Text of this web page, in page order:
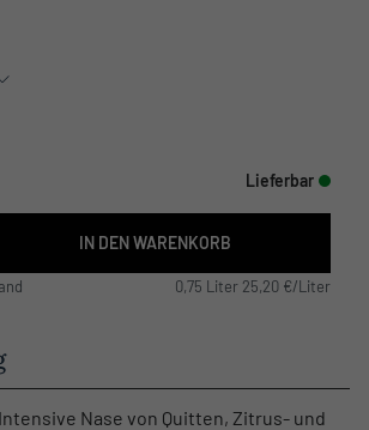
Lieferbar
IN DEN WARENKORB
0,75 Liter 25,20 €/Liter
Nase von Quitten, Zitrus- und